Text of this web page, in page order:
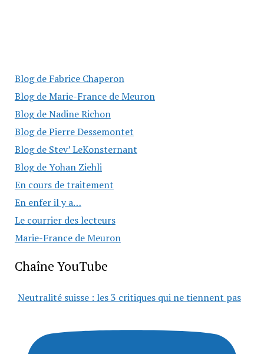
Blog de Fabrice Chaperon
Blog de Marie-France de Meuron
Blog de Nadine Richon
Blog de Pierre Dessemontet
Blog de Stev’ LeKonsternant
Blog de Yohan Ziehli
En cours de traitement
En enfer il y a…
Le courrier des lecteurs
Marie-France de Meuron
Chaîne YouTube
Neutralité suisse : les 3 critiques qui ne tiennent pas